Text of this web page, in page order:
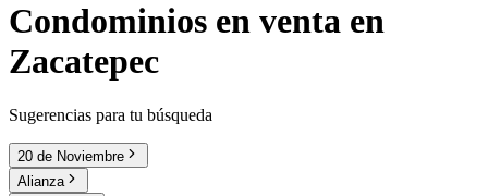
Condominios en venta en
Zacatepec
Sugerencias para tu búsqueda
20 de Noviembre
Alianza